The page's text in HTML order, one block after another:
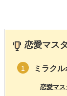
恋愛マス
1 ミラクル
恋愛マ